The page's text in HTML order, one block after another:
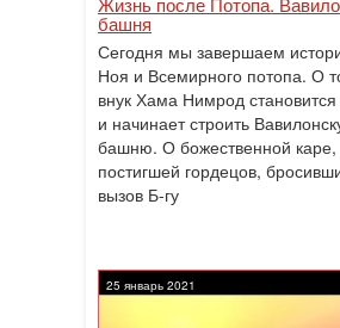
башня
Сегодня мы завершаем
Ноя и Всемирного потопа. О
внук Хама Нимрод
и начинает строить
башню. О божественной каре,
постигшей гордецов,
вызов Б-гу
25 январь 2021